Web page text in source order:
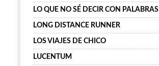
LO QUE NO SÉ DECIR CON PALABRAS
LONG DISTANCE RUNNER
LOS VIAJES DE CHICO
LUCENTUM